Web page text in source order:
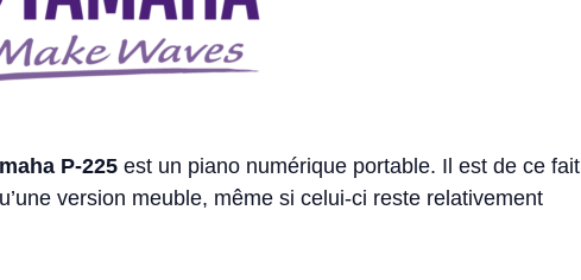
P-225 est un piano numérique portable. Il est de ce fait
version meuble, même si celui-ci reste relativement